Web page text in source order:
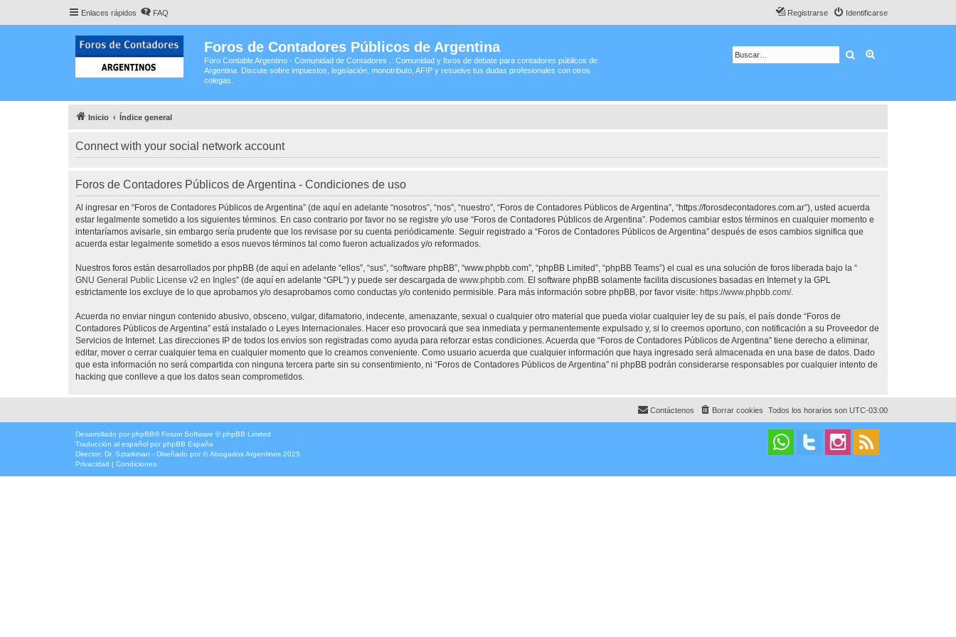
Enlaces rápidos FAQ Identificarse
Registrarse
Foros de Contadores Públicos de Argentina
Foro Contable Argentino - Comunidad de Contadores .: Comunidad y foros de debate para contadores públicos de
Argentina. Discute sobre impuestos, legislación, monotributo, AFIP y resuelve tus dudas profesionales con otros
colegas.
Buscar
Inicio Índice general
Connect with your social network account
Foros de Contadores Públicos de Argentina - Condiciones de uso
Al ingresar en “Foros de Contadores Públicos de Argentina” (de aquí en adelante “nosotros”, “nos”, “nuestro”, “Foros de Contadores Públicos de Argentina”, “https://forosdecontadores.com.ar”), usted acuerda
estar legalmente sometido a los siguientes términos. En caso contrario por favor no se registre y/o use “Foros de Contadores Públicos de Argentina”. Podemos cambiar estos términos en cualquier momento e
intentaríamos avisarle, sin embargo sería prudente que los revisase por su cuenta periódicamente. Seguir registrado a “Foros de Contadores Públicos de Argentina” después de esos cambios significa que
acuerda estar legalmente sometido a esos nuevos términos tal como fueron actualizados y/o reformados.
Nuestros foros están desarrollados por phpBB (de aquí en adelante “ellos”, “sus”, “software phpBB”, “www.phpbb.com”, “phpBB Limited”, “phpBB Teams”) el cual es una solución de foros liberada bajo la “
GNU General Public License v2 en Ingles” (de aquí en adelante “GPL”) y puede ser descargada de www.phpbb.com . El software phpBB solamente facilita discusiones basadas en Internet y la GPL
estrictamente los excluye de lo que aprobamos y/o desaprobamos como conductas y/o contenido permisible. Para más información sobre phpBB, por favor visite: https://www.phpbb.com/.
Acuerda no enviar ningun contenido abusivo, obsceno, vulgar, difamatorio, indecente, amenazante, sexual o cualquier otro material que pueda violar cualquier ley de su país, el país donde “Foros de
Contadores Públicos de Argentina” está instalado o Leyes Internacionales. Hacer eso provocará que sea inmediata y permanentemente expulsado y, si lo creemos oportuno, con notificación a su Proveedor de
Servicios de Internet. Las direcciones IP de todos los envíos son registradas como ayuda para reforzar estas condiciones. Acuerda que “Foros de Contadores Públicos de Argentina” tiene derecho a eliminar,
editar, mover o cerrar cualquier tema en cualquier momento que lo creamos conveniente. Como usuario acuerda que cualquier información que haya ingresado será almacenada en una base de datos. Dado
que esta información no será compartida con ninguna tercera parte sin su consentimiento, ni “Foros de Contadores Públicos de Argentina” ni phpBB podrán considerarse responsables por cualquier intento de
hacking que conlleve a que los datos sean comprometidos.
Todos los horarios son UTC-03:00
Borrar cookies
Contáctenos
Desarrollado por phpBB® Forum Software © phpBB Limited
Traducción al español por phpBB España
Director: Dr. Sztarkman - Diseñado por ©Abogados Argentinos 2025
Privacidad | Condiciones